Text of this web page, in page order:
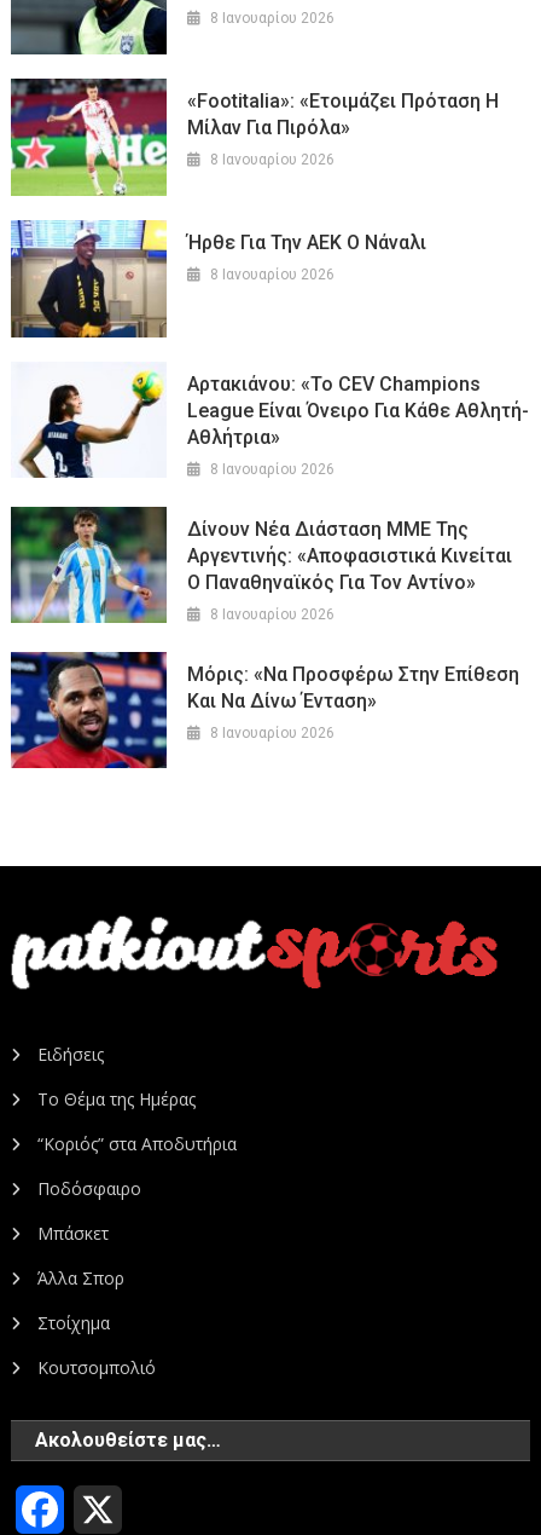
8 Ιανουαρίου 2026
«Footitalia»: «Ετοιμάζει Πρόταση Η
Μίλαν Για Πιρόλα»
8 Ιανουαρίου 2026
Ήρθε Για Την ΑΕΚ Ο Νάναλι
8 Ιανουαρίου 2026
Aρτακιάνου: «Το CEV Champions
League Είναι Όνειρο Για Κάθε Αθλητή-
Αθλήτρια»
8 Ιανουαρίου 2026
Δίνουν Νέα Διάσταση ΜΜΕ Της
Αργεντινής: «Αποφασιστικά Κινείται
Ο Παναθηναϊκός Για Τον Αντίνο»
8 Ιανουαρίου 2026
Μόρις: «Να Προσφέρω Στην Επίθεση
Και Να Δίνω Ένταση»
8 Ιανουαρίου 2026
Ειδήσεις
Το Θέμα της Ημέρας
“Κοριός” στα Αποδυτήρια
Ποδόσφαιρο
Μπάσκετ
Άλλα Σπορ
Στοίχημα
Κουτσομπολιό
Ακολουθείστε μας…
Facebook